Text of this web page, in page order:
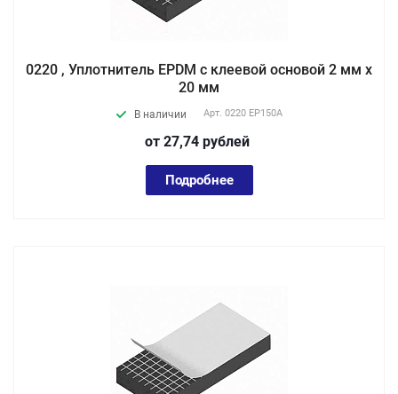
0220 , Уплотнитель EPDM с клеевой основой 2 мм х
20 мм
В наличии Арт. 0220 EP150А
от 27,74 рублей
Подробнее